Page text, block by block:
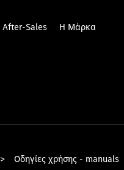
After-Sales Η Μάρκα
> Οδηγίες χρήσης - manuals